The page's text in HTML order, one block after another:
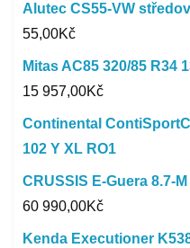
Alutec CS55-VW
55,00Kč
Mitas AC85 320/85 R34
15 957,00Kč
Continental
102 Y XL RO1
CRUSSIS E-Guera 8.7-
60 990,00Kč
Kenda Executioner